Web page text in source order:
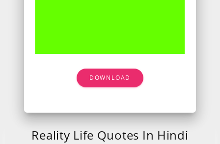
DOWNLOAD
Reality Life Quotes In Hindi